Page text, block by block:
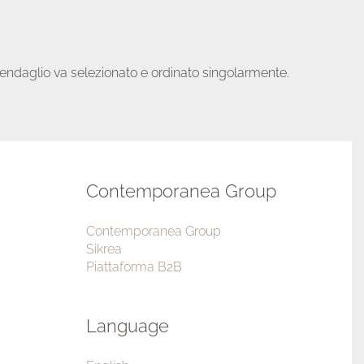
va selezionato e ordinato singolarmente.
Contemporanea Group
Contemporanea Group
Sikrea
Piattaforma B2B
Language